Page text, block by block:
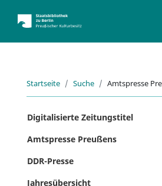
Startseite Suche Amtspresse
Digitalisierte Zeitungstitel
Amtspresse Preußens
DDR-Presse
Jahresübersicht